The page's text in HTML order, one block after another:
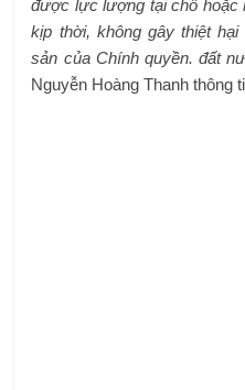
được lực lượng tại chỗ hoặc
kịp thời, không gây thiệt
sản của Chính quyền. đất
Nguyễn Hoàng Thanh thông